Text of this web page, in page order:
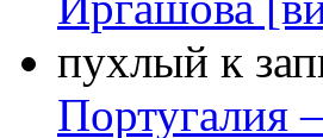
пухлый к
Португалия